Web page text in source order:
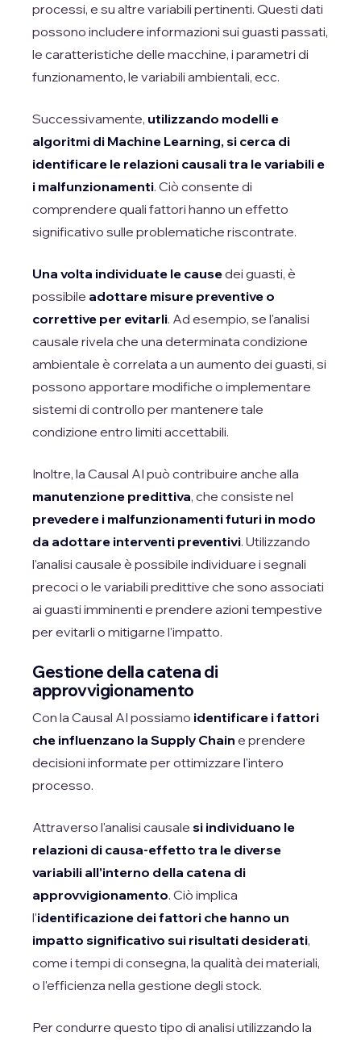
processi, e su altre variabili pertinenti. Questi dati
possono includere informazioni sui guasti passati,
le caratteristiche delle macchine, i parametri di
funzionamento, le variabili ambientali, ecc.
Successivamente, utilizzando modelli e
algoritmi di Machine Learning, si cerca di
identificare le relazioni causali tra le variabili e
i malfunzionamenti. Ciò consente di
comprendere quali fattori hanno un effetto
significativo sulle problematiche riscontrate.
Una volta individuate le causedei guasti, è
possibile adottare misure preventive o
correttive per evitarli. Ad esempio, se l'analisi
causale rivela che una determinata condizione
ambientale è correlata a un aumento dei guasti, si
possono apportare modifiche o implementare
sistemi di controllo per mantenere tale
condizione entro limiti accettabili.
Inoltre, la Causal AI può contribuire anche alla
manutenzione predittiva, che consiste nel
prevedere i malfunzionamenti futuri in modo
da adottare interventi preventivi. Utilizzando
l'analisi causale è possibile individuare i segnali
precoci o le variabili predittive che sono associati
ai guasti imminenti e prendere azioni tempestive
per evitarli o mitigarne l'impatto.
Gestione della catena di
approvvigionamento
Con la Causal AI possiamo identificare i fattori
che influenzano la Supply Chain e prendere
decisioni informate per ottimizzare l'intero
processo.
Attraverso l'analisi causale si individuano le
relazioni di causa-effetto tra le diverse
variabili all'interno della catena di
approvvigionamento. Ciò implica
l'identificazione dei fattori che hanno un
impatto significativo sui risultati desiderati,
come i tempi di consegna, la qualità dei materiali,
o l'efficienza nella gestione degli stock.
Per condurre questo tipo di analisi utilizzando la